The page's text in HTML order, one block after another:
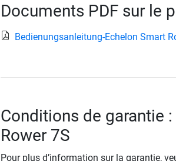
Documents PDF sur le
Bedienungsanleitung-Echelon Smart
Conditions de garantie
Rower 7S
Pour plus d’information sur la garantie,